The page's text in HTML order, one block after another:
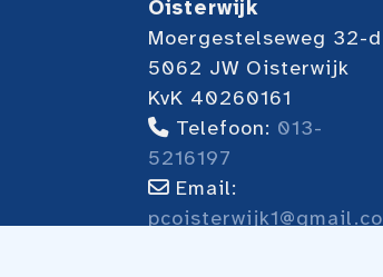
Oisterwijk
Moergestelseweg 32-d
5062 JW Oisterwijk
KvK 40260161
Telefoon: 013-
5216197
Email:
pcoisterwijk1@gmail.co